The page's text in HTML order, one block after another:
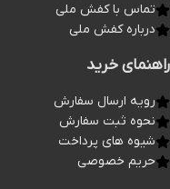
تماس با کفش ملی
درباره کفش ملی
راهنمای خرید
رویه ارسال سفارش
نحوه ثبت سفارش
شیوه های پرداخت
حریم خصوصی